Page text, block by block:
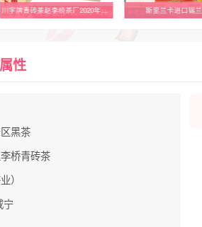
川字牌青砖茶赵李桥茶厂2020年春夏秋冬1.2kg黑茶湖北羊楼洞茶叶 斯里兰卡进口锡
性
黑茶
桥青砖茶
）
宁